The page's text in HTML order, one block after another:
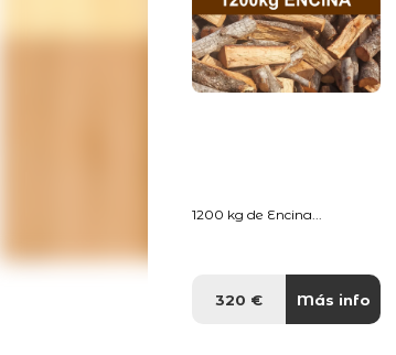
1200 kg de Encina...
320 € Más info